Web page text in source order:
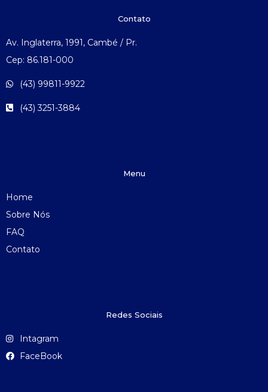
Contato
Av. Inglaterra, 1991, Cambé / Pr.
Cep: 86.181-000
(43) 99811-9922
(43) 3251-3884
Menu
Home
Sobre Nós
FAQ
Contato
Redes Sociais
Intagram
FaceBook